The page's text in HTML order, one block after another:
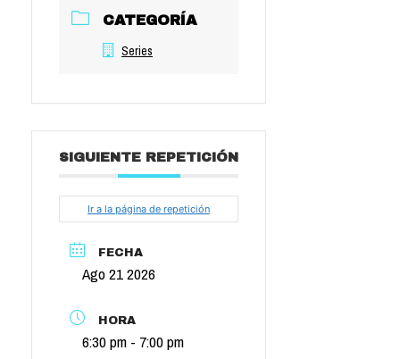
CATEGORÍA
Series
SIGUIENTE REPETICIÓN
Ir a la página de repetición
FECHA
Ago 21 2026
HORA
6:30 pm - 7:00 pm